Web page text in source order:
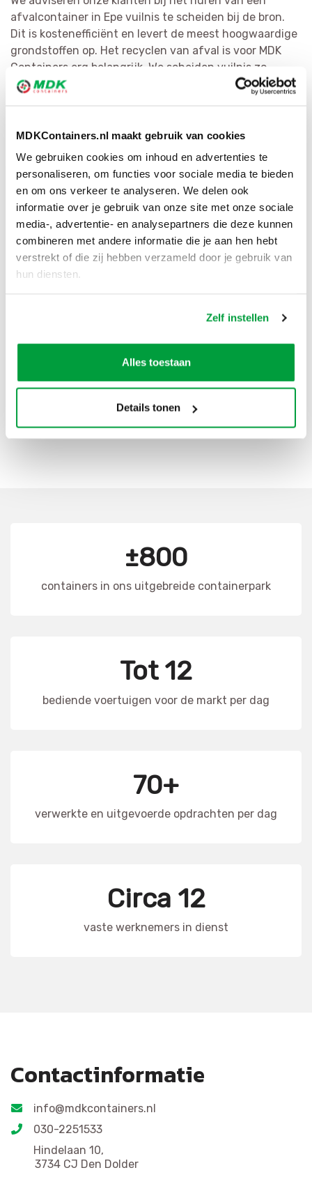
MDKContainers.nl maakt gebruik van cookies
We gebruiken cookies om inhoud en advertenties te
personaliseren, om functies voor sociale media te bieden
en om ons verkeer te analyseren. We delen ook
informatie over je gebruik van onze site met onze sociale
media-, advertentie- en analysepartners die deze kunnen
combineren met andere informatie die je aan hen hebt
verstrekt of die zij hebben verzameld door je gebruik van
hun diensten.
Zelf instellen
Alles toestaan
Details tonen
afvalcontainer in Epe vuilnis te scheiden bij de bron.
Dit is kostenefficiënt en levert de meest hoogwaardige
grondstoffen op. Het recyclen van afval is voor MDK
Containers erg belangrijk. We scheiden vuilnis zo
doeltreffend mogelijk en bewerken het tot herbruikbaar
juiste bestemming.
Snelle levering
Goede kwaliteit
Snelle klantenservice
±800
containers in ons uitgebreide containerpark
Tot 12
bediende voertuigen voor de markt per dag
70+
verwerkte en uitgevoerde opdrachten per dag
Circa 12
vaste werknemers in dienst
Contactinformatie
info@mdkcontainers.nl
030-2251533
Hindelaan 10,
3734 CJ Den Dolder